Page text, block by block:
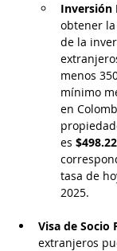
Inversión
obtener
de la
menos
mínimo
en
es
tasa de
2025.
Visa de Socio
extranjeros